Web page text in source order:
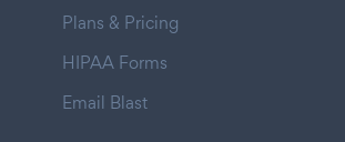
Plans & Pricing
HIPAA Forms
Email Blast